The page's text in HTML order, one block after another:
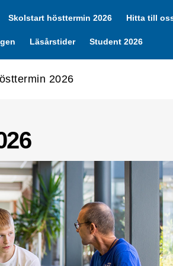
Skolstart hösttermin 2026 Hitta till
Läsårstider Student 2026
2026